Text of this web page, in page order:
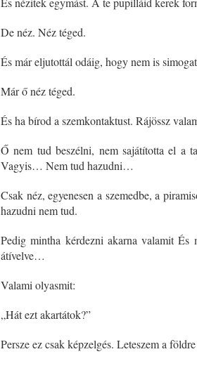
De néz. Néz téged.
És már eljutottál odáig, hogy nem is
Már ő néz téged.
És ha bírod a szemkontaktust. Rájössz
Ő nem tud beszélni, nem sajátította el a
Vagyis… Nem tud hazudni…
Csak néz, egyenesen a szemedbe, a
hazudni nem tud.
Pedig mintha kérdezni akarna valamit És
átívelve…
Valami olyasmit:
„Hát ezt akartátok?”
Persze ez csak képzelgés. Leteszem a